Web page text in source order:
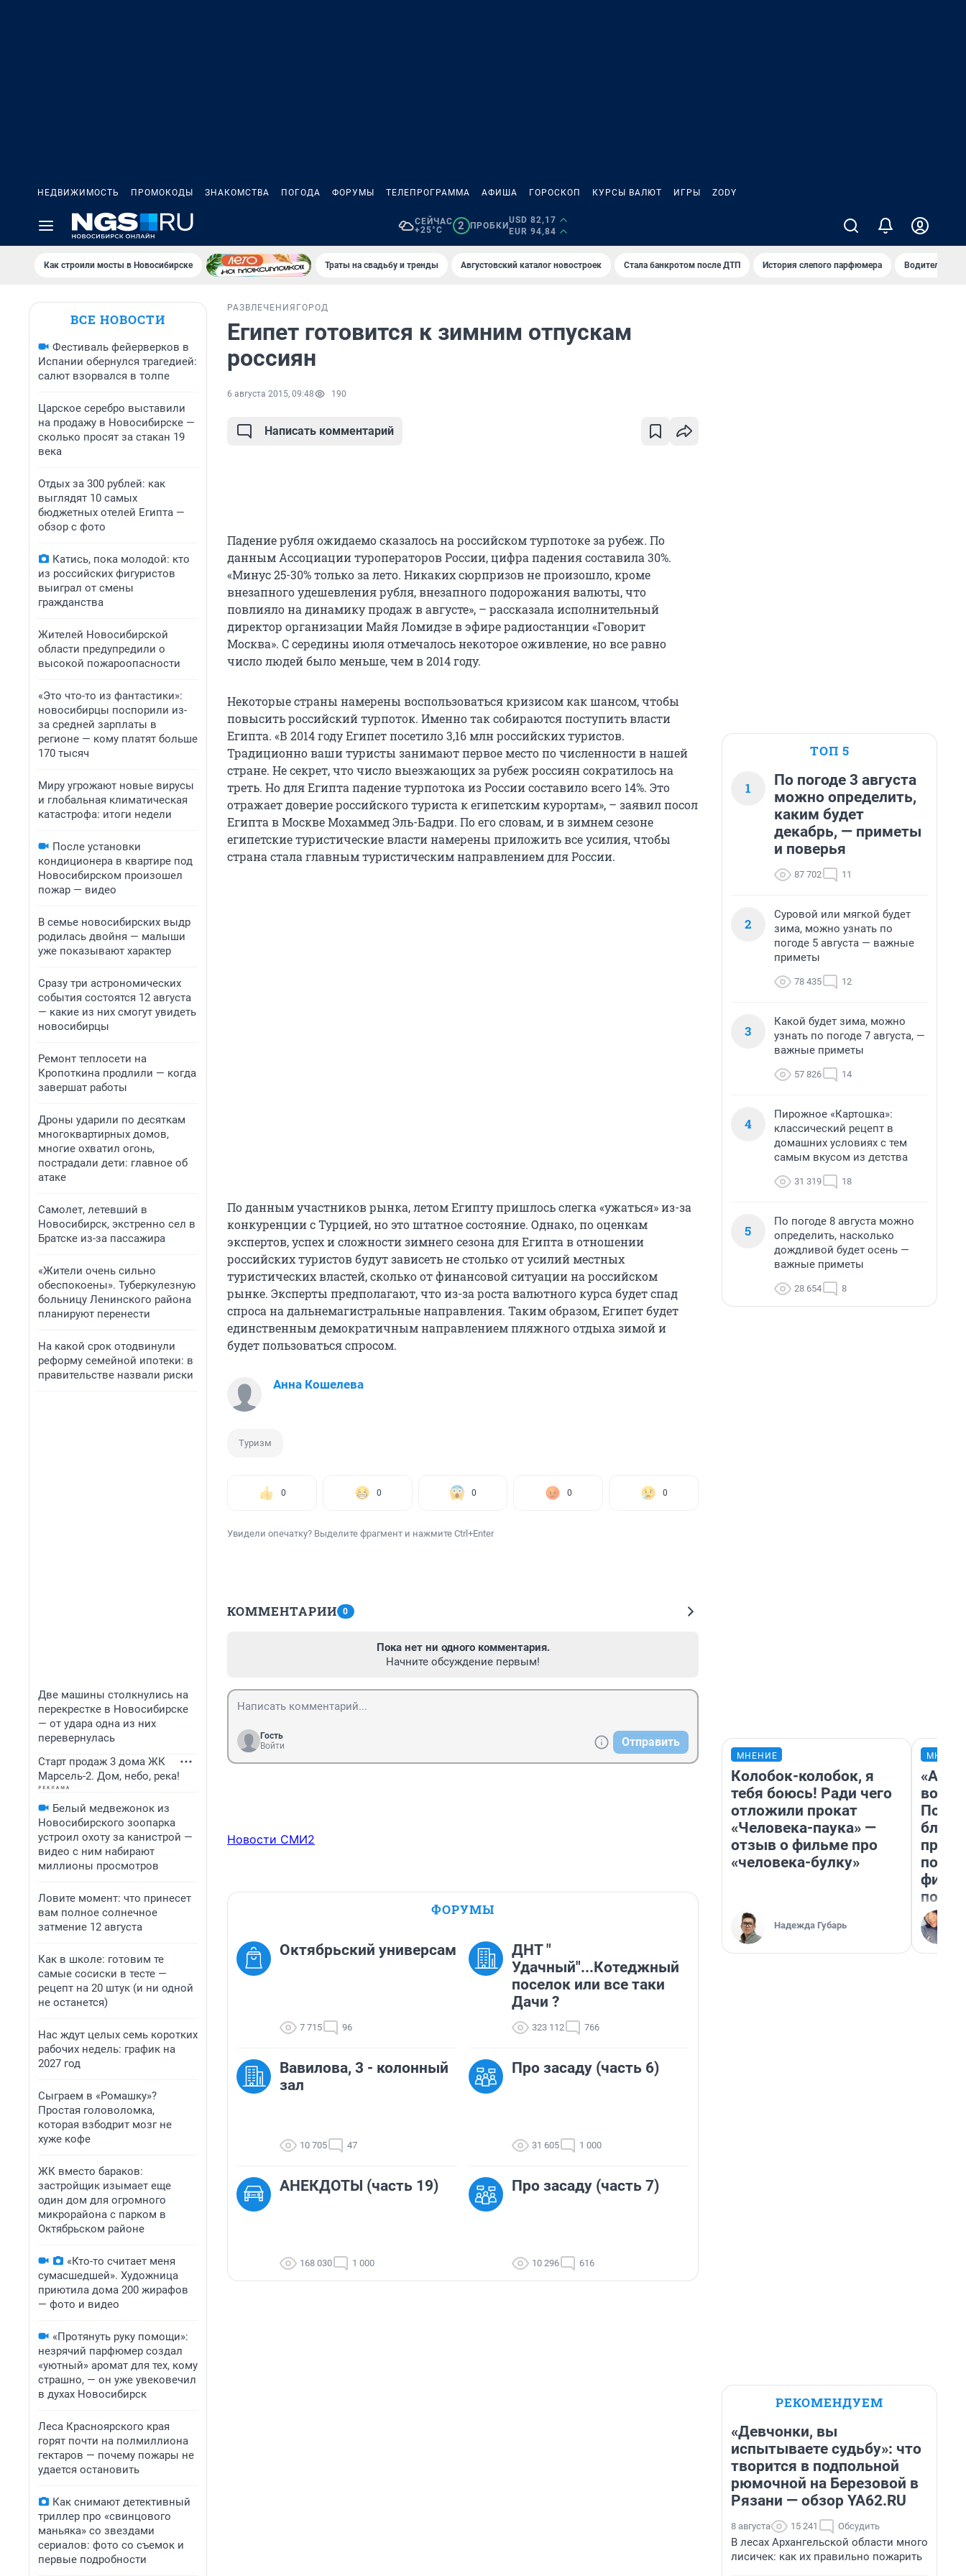
НЕДВИЖИМОСТЬ ПРОМОКОДЫ ЗНАКОМСТВА ПОГОДА ФОРУМЫ ТЕЛЕПРОГРАММА АФИША ГОРОСКОП КУРСЫ ВАЛЮТ ИГРЫ ZODY
СЕЙЧАС
+25°C
2 ПРОБКИ
USD 82,17
EUR 94,84
Как строили мосты в Новосибирске Траты на свадьбу и тренды Августовский каталог новостроек Стала банкротом после ДТП История слепого парфюмера Водители
ВСЕ НОВОСТИ
Фестиваль фейерверков в
Испании обернулся трагедией:
салют взорвался в толпе
Царское серебро выставили
на продажу в Новосибирске —
сколько просят за стакан 19
века
Отдых за 300 рублей: как
выглядят 10 самых
бюджетных отелей Египта —
обзор с фото
Катись, пока молодой: кто
из российских фигуристов
выиграл от смены
гражданства
Жителей Новосибирской
области предупредили о
высокой пожароопасности
«Это что-то из фантастики»:
новосибирцы поспорили из-
за средней зарплаты в
регионе — кому платят больше
170 тысяч
Миру угрожают новые вирусы
и глобальная климатическая
катастрофа: итоги недели
После установки
кондиционера в квартире под
Новосибирском произошел
пожар — видео
В семье новосибирских выдр
родилась двойня — малыши
уже показывают характер
Сразу три астрономических
события состоятся 12 августа
— какие из них смогут увидеть
новосибирцы
Ремонт теплосети на
Кропоткина продлили — когда
завершат работы
Дроны ударили по десяткам
многоквартирных домов,
многие охватил огонь,
пострадали дети: главное об
атаке
Самолет, летевший в
Новосибирск, экстренно сел в
Братске из-за пассажира
«Жители очень сильно
обеспокоены». Туберкулезную
больницу Ленинского района
планируют перенести
На какой срок отодвинули
реформу семейной ипотеки: в
правительстве назвали риски
Две машины столкнулись на
перекрестке в Новосибирске
— от удара одна из них
перевернулась
Старт продаж 3 дома ЖК
Марсель-2. Дом, небо, река!
Белый медвежонок из
Новосибирского зоопарка
устроил охоту за канистрой —
видео с ним набирают
миллионы просмотров
Ловите момент: что принесет
вам полное солнечное
затмение 12 августа
Как в школе: готовим те
самые сосиски в тесте —
рецепт на 20 штук (и ни одной
не останется)
Нас ждут целых семь коротких
рабочих недель: график на
2027 год
Сыграем в «Ромашку»?
Простая головоломка,
которая взбодрит мозг не
хуже кофе
ЖК вместо бараков:
застройщик изымает еще
один дом для огромного
микрорайона с парком в
Октябрьском районе
«Кто-то считает меня
сумасшедшей». Художница
приютила дома 200 жирафов
— фото и видео
«Протянуть руку помощи»:
незрячий парфюмер создал
«уютный» аромат для тех, кому
страшно, — он уже увековечил
в духах Новосибирск
Леса Красноярского края
горят почти на полмиллиона
гектаров — почему пожары не
удается остановить
Как снимают детективный
триллер про «свинцового
маньяка» со звездами
сериалов: фото со съемок и
первые подробности
РАЗВЛЕЧЕНИЯ ГОРОД
Египет готовится к зимним отпускам
россиян
6 августа 2015, 09:48 190
Написать комментарий
Падение рубля ожидаемо сказалось на российском турпотоке за рубеж. По
данным Ассоциации туроператоров России, цифра падения составила 30%.
«Минус 25-30% только за лето. Никаких сюрпризов не произошло, кроме
внезапного удешевления рубля, внезапного подорожания валюты, что
повлияло на динамику продаж в августе», – рассказала исполнительный
директор организации Майя Ломидзе в эфире радиостанции «Говорит
Москва». С середины июля отмечалось некоторое оживление, но все равно
число людей было меньше, чем в 2014 году.
Некоторые страны намерены воспользоваться кризисом как шансом, чтобы
повысить российский турпоток. Именно так собираются поступить власти
Египта. «В 2014 году Египет посетило 3,16 млн российских туристов.
Традиционно ваши туристы занимают первое место по численности в нашей
стране. Не секрет, что число выезжающих за рубеж россиян сократилось на
треть. Но для Египта падение турпотока из России составило всего 14%. Это
отражает доверие российского туриста к египетским курортам», – заявил посол
Египта в Москве Мохаммед Эль-Бадри. По его словам, и в зимнем сезоне
египетские туристические власти намерены приложить все усилия, чтобы
страна стала главным туристическим направлением для России.
По данным участников рынка, летом Египту пришлось слегка «ужаться» из-за
конкуренции с Турцией, но это штатное состояние. Однако, по оценкам
экспертов, успех и сложности зимнего сезона для Египта в отношении
российских туристов будут зависеть не столько от усилий местных
туристических властей, сколько от финансовой ситуации на российском
рынке. Эксперты предполагают, что из-за роста валютного курса будет спад
спроса на дальнемагистральные направления. Таким образом, Египет будет
единственным демократичным направлением пляжного отдыха зимой и
будет пользоваться спросом.
Анна Кошелева
Туризм
0 0 0 0 0
Увидели опечатку? Выделите фрагмент и нажмите Ctrl+Enter
КОММЕНТАРИИ 0
Пока нет ни одного комментария.
Начните обсуждение первым!
Гость
Войти
Отправить
Новости СМИ2
ФОРУМЫ
Октябрьский универсам
7 715 96
ДНТ "
Удачный"...Котеджный
поселок или все таки
Дачи ?
323 112 766
Вавилова, 3 - колонный
зал
10 705 47
Про засаду (часть 6)
31 605 1 000
АНЕКДОТЫ (часть 19)
168 030 1 000
Про засаду (часть 7)
10 296 616
ТОП 5
1
По погоде 3 августа
можно определить,
каким будет
декабрь, — приметы
и поверья
87 702 11
2
Суровой или мягкой будет
зима, можно узнать по
погоде 5 августа — важные
приметы
78 435 12
3
Какой будет зима, можно
узнать по погоде 7 августа, —
важные приметы
57 826 14
4
Пирожное «Картошка»:
классический рецепт в
домашних условиях с тем
самым вкусом из детства
31 319 18
5
По погоде 8 августа можно
определить, насколько
дождливой будет осень —
важные приметы
28 654 8
МНЕНИЕ
Колобок-колобок, я
тебя боюсь! Ради чего
отложили прокат
«Человека-паука» —
отзыв о фильме про
«человека-булку»
Надежда Губарь
вот
РЕКОМЕНДУЕМ
«Девчонки, вы
испытываете судьбу»: что
творится в подпольной
рюмочной на Березовой в
Рязани — обзор YA62.RU
8 августа 15 241 Обсудить
В лесах Архангельской области много
лисичек: как их правильно пожарить